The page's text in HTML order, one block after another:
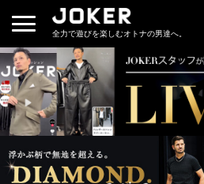
全力で遊びを楽しむオトナの男達へ。